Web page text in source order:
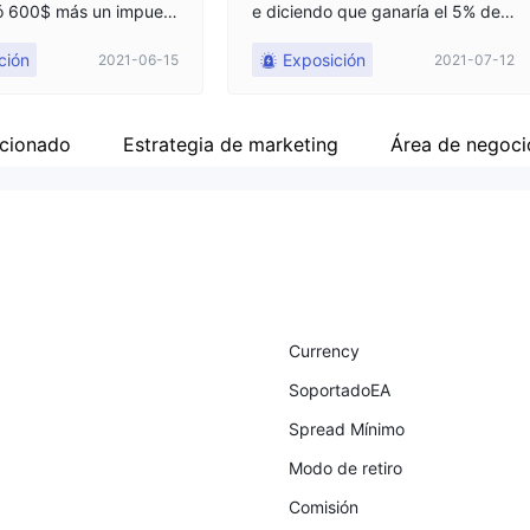
600$ más un impuest
ausencia, por favor ha
2021-06-15
e diciendo que ganaría el 5% de
000$ de mis ahorros y desafortu
u pag
Exposición 2021-07-12
Estrategia de marketing Área de
Currency
SoportadoEA
Spread Mínimo
Modo de retiro
Comisión